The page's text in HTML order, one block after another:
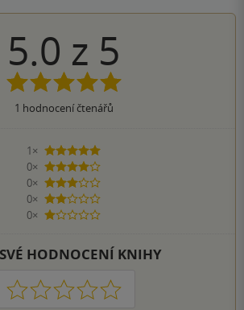
5.0 z 5
1 hodnocení čtenářů
1×
5 hvězdiček
0×
4 hvězdičky
0×
3 hvězdičky
0×
2 hvězdičky
0×
1 hvezdička
HODNOCENÍ KNIHY
1 2 3 4 5